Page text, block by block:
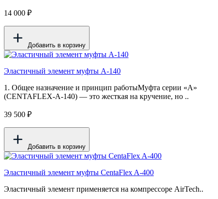
14 000 ₽
Добавить в корзину
Эластичный элемент муфты А-140
1. Общее назначение и принцип работыМуфта серии «A»
(CENTAFLEX-A-140) — это жесткая на кручение, но ..
39 500 ₽
Добавить в корзину
Эластичный элемент муфты CentaFlex A-400
Эластичный элемент применяется на компрессоре AirTech..